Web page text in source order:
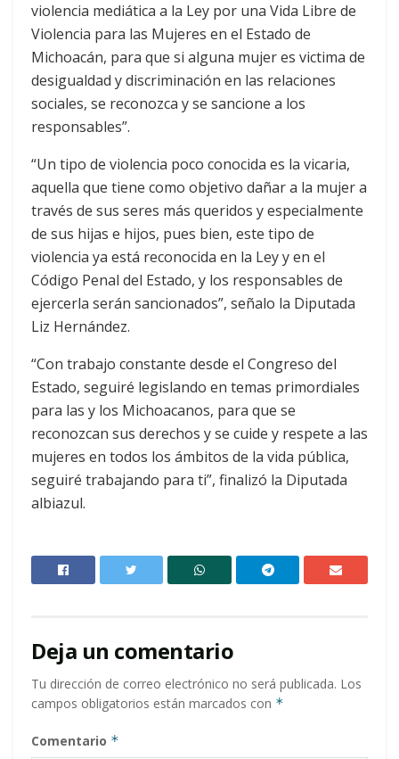
violencia mediática a la Ley por una Vida Libre de
Violencia para las Mujeres en el Estado de
Michoacán, para que si alguna mujer es victima de
desigualdad y discriminación en las relaciones
sociales, se reconozca y se sancione a los
responsables”.
“Un tipo de violencia poco conocida es la vicaria,
aquella que tiene como objetivo dañar a la mujer a
través de sus seres más queridos y especialmente
de sus hijas e hijos, pues bien, este tipo de
violencia ya está reconocida en la Ley y en el
Código Penal del Estado, y los responsables de
ejercerla serán sancionados”, señalo la Diputada
Liz Hernández.
“Con trabajo constante desde el Congreso del
Estado, seguiré legislando en temas primordiales
para las y los Michoacanos, para que se
reconozcan sus derechos y se cuide y respete a las
mujeres en todos los ámbitos de la vida pública,
seguiré trabajando para ti”, finalizó la Diputada
albiazul.
Deja un comentario
Tu dirección de correo electrónico no será publicada. Los
campos obligatorios están marcados con *
Comentario *